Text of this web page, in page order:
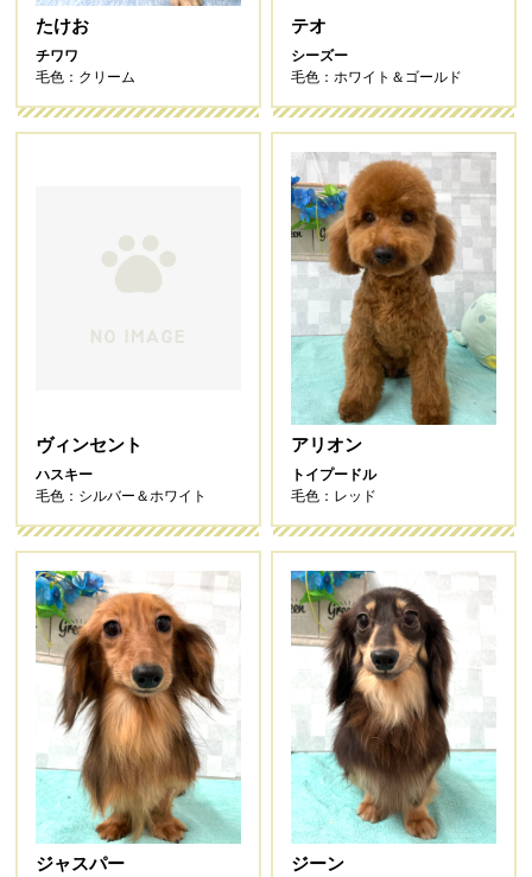
たけお
チワワ
毛色：クリーム
テオ
シーズー
毛色：ホワイト＆ゴールド
ヴィンセント
ハスキー
毛色：シルバー＆ホワイト
アリオン
トイプードル
毛色：レッド
ジャスパー ジーン